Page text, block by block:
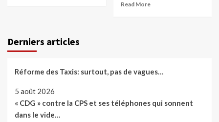
Read More
Derniers articles
Réforme des Taxis: surtout, pas de vagues…
5 août 2026
« CDG » contre la CPS et ses téléphones qui sonnent
dans le vide…